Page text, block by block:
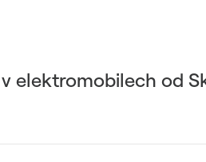
elektromobilech od